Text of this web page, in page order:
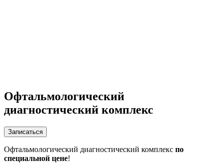
Офтальмологический
диагностический комплекс
Записаться
Офтальмологический диагностический комплекс по
специальной цене!